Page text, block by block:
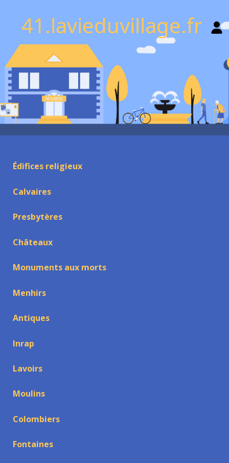
41.lavieduvillage.fr
Édifices religieux
Calvaires
Presbytères
Châteaux
Monuments aux morts
Menhirs
Antiques
Inrap
Lavoirs
Moulins
Colombiers
Fontaines